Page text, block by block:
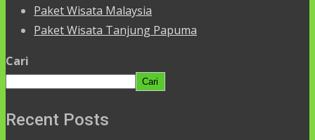
Paket Wisata Malaysia
Paket Wisata Tanjung Papuma
Cari
Cari
Recent Posts